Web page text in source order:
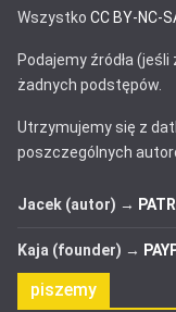
Wszystko CC BY-NC-
Podajemy źródła
żadnych podstępów.
Utrzymujemy się z
poszczególnych
Jacek (autor) →
Kaja (founder) →
piszemy